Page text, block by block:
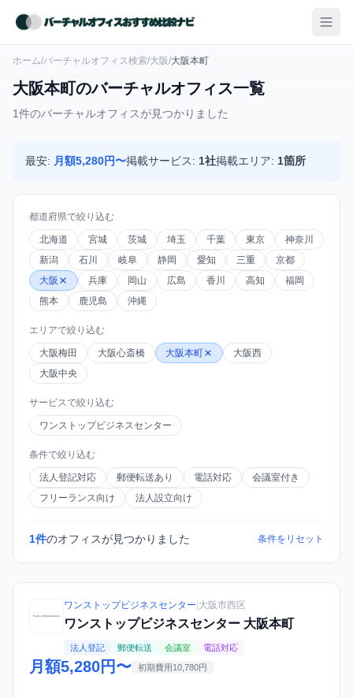
ホーム/バーチャルオフィス検索/大阪/大阪本町
大阪本町のバーチャルオフィス一覧
1件のバーチャルオフィスが見つかりました
最安: 月額5,280円〜掲載サービス: 1社掲載エリア: 1箇所
都道府県で絞り込む
北海道 宮城 茨城 埼玉 千葉 東京
神奈川
新潟
石川 岐阜 静岡 愛知 三重
京都
大阪
兵庫 岡山 広島 香川 高知
福岡
熊本
鹿児島 沖縄
エリアで絞り込む
大阪梅田 大阪心斎橋 大阪本町
大阪西
大阪中央
サービスで絞り込む
ワンストップビジネスセンター
条件で絞り込む
法人登記対応 郵便転送あり 電話対応
会議室付き
フリーランス向け
法人設立向け
1件のオフィスが見つかりました 条件をリセット
ワンストップビジネスセンター 大阪市西区
ワンストップビジネスセンター 大阪本町
法人登記 郵便転送 会議室 電話対応
月額5,280円〜 初期費用10,780円